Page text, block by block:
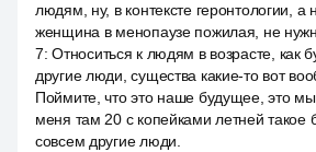
людям, ну, в контексте геронтологии, а
женщина в менопаузе пожилая, не
7:Относиться к людям в возрасте, как
другие люди, существа какие-то вот
Поймите, что это наше будущее, это
меня там 20 с копейками летней такое
совсем другие люди.